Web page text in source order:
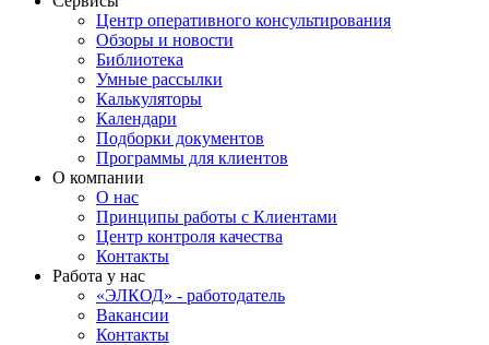
Центр оперативного консультирования
Обзоры и новости
Библиотека
Умные рассылки
Калькуляторы
Календари
Подборки документов
Программы для клиентов
О компании
О нас
Принципы работы с Клиентами
Центр контроля качества
Контакты
Работа у нас
«ЭЛКОД» - работодатель
Вакансии
Контакты